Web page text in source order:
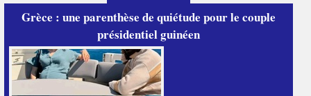
Grèce : une parenthèse de quiétude pour le couple
présidentiel guinéen